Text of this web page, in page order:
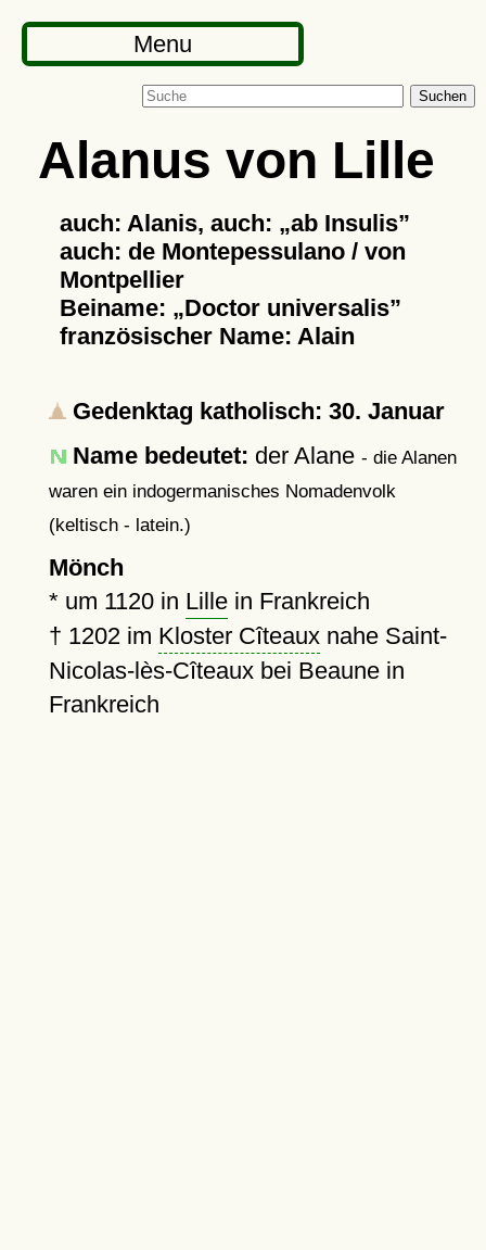
Menu
Suchen
Alanus von Lille
auch: Alanis, auch:
ab Insulis
auch: de Montepessulano / von
Montpellier
Beiname:
Doctor universalis
französischer Name: Alain
Gedenktag katholisch: 30. Januar
Name bedeutet: der Alane - die Alanen
waren ein indogermanisches Nomadenvolk
(keltisch - latein.)
Mönch
* um 1120in Lillein Frankreich
† 1202im Kloster Cîteauxnahe Saint-
Nicolas-lès-Cîteaux bei Beaune in
Frankreich